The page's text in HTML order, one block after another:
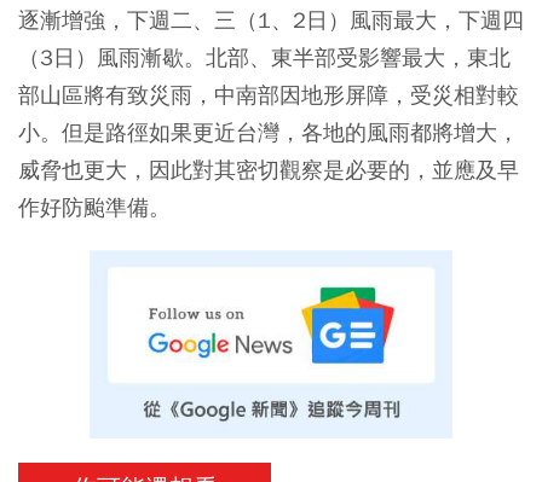
逐漸增強，下週二、三（1、2日）風雨最大，下週四
（3日）風雨漸歇。北部、東半部受影響最大，東北
部山區將有致災雨，中南部因地形屏障，受災相對較
小。但是路徑如果更近台灣，各地的風雨都將增大，
威脅也更大，因此對其密切觀察是必要的，並應及早
作好防颱準備。